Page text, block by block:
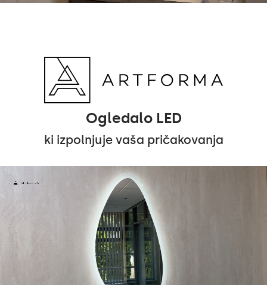
Ogledalo LED
ki izpolnjuje vaša pričakovanja